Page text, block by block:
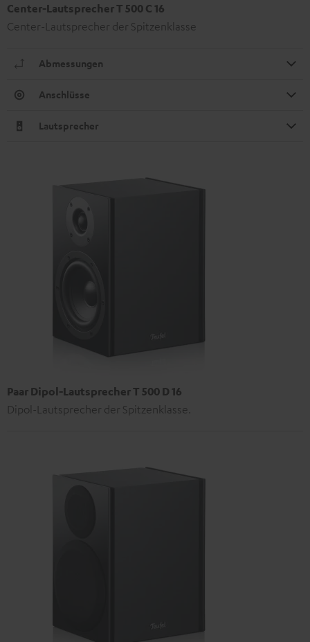
Center-Lautsprecher T 500 C 16
Center-Lautsprecher der Spitzenklasse
Abmessungen
Anschlüsse
Lautsprecher
Paar Dipol-Lautsprecher T 500 D 16
Dipol-Lautsprecher der Spitzenklasse.